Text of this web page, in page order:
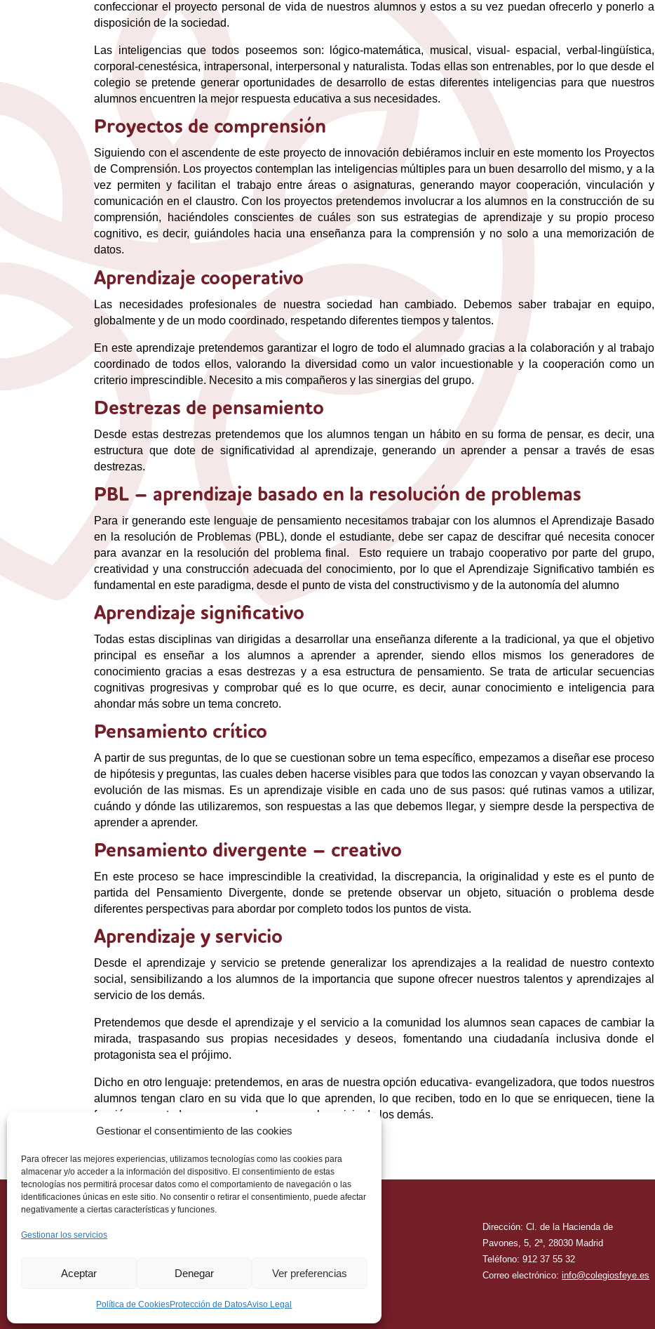
Gestionar el consentimiento de las cookies
Para ofrecer las mejores experiencias, utilizamos tecnologías como las cookies para
almacenar y/o acceder a la información del dispositivo. El consentimiento de estas
tecnologías nos permitirá procesar datos como el comportamiento de navegación o las
identificaciones únicas en este sitio. No consentir o retirar el consentimiento, puede afectar
negativamente a ciertas características y funciones.
Gestionar los servicios
Aceptar Denegar Ver preferencias
Política de CookiesProtección de DatosAviso Legal
confeccionar el proyecto personal de vida de nuestros alumnos y estos a su vez puedan ofrecerlo y ponerlo a
disposición de la sociedad.
Las inteligencias que todos poseemos son: lógico-matemática, musical, visual- espacial, verbal-lingüística,
corporal-cenestésica, intrapersonal, interpersonal y naturalista. Todas ellas son entrenables, por lo que desde el
colegio se pretende generar oportunidades de desarrollo de estas diferentes inteligencias para que nuestros
alumnos encuentren la mejor respuesta educativa a sus necesidades.
Proyectos de comprensión
Siguiendo con el ascendente de este proyecto de innovación debiéramos incluir en este momento los Proyectos
de Comprensión. Los proyectos contemplan las inteligencias múltiples para un buen desarrollo del mismo, y a la
vez permiten y facilitan el trabajo entre áreas o asignaturas, generando mayor cooperación, vinculación y
comunicación en el claustro. Con los proyectos pretendemos involucrar a los alumnos en la construcción de su
comprensión, haciéndoles conscientes de cuáles son sus estrategias de aprendizaje y su propio proceso
cognitivo, es decir, guiándoles hacia una enseñanza para la comprensión y no solo a una memorización de
datos.
Aprendizaje cooperativo
Las necesidades profesionales de nuestra sociedad han cambiado. Debemos saber trabajar en equipo,
globalmente y de un modo coordinado, respetando diferentes tiempos y talentos.
En este aprendizaje pretendemos garantizar el logro de todo el alumnado gracias a la colaboración y al trabajo
coordinado de todos ellos, valorando la diversidad como un valor incuestionable y la cooperación como un
criterio imprescindible. Necesito a mis compañeros y las sinergias del grupo.
Destrezas de pensamiento
Desde estas destrezas pretendemos que los alumnos tengan un hábito en su forma de pensar, es decir, una
estructura que dote de significatividad al aprendizaje, generando un aprender a pensar a través de esas
destrezas.
PBL – aprendizaje basado en la resolución de problemas
Para ir generando este lenguaje de pensamiento necesitamos trabajar con los alumnos el Aprendizaje Basado
en la resolución de Problemas (PBL), donde el estudiante, debe ser capaz de descifrar qué necesita conocer
para avanzar en la resolución del problema final. Esto requiere un trabajo cooperativo por parte del grupo,
creatividad y una construcción adecuada del conocimiento, por lo que el Aprendizaje Significativo también es
fundamental en este paradigma, desde el punto de vista del constructivismo y de la autonomía del alumno
Aprendizaje significativo
Todas estas disciplinas van dirigidas a desarrollar una enseñanza diferente a la tradicional, ya que el objetivo
principal es enseñar a los alumnos a aprender a aprender, siendo ellos mismos los generadores de
conocimiento gracias a esas destrezas y a esa estructura de pensamiento. Se trata de articular secuencias
cognitivas progresivas y comprobar qué es lo que ocurre, es decir, aunar conocimiento e inteligencia para
ahondar más sobre un tema concreto.
Pensamiento crítico
A partir de sus preguntas, de lo que se cuestionan sobre un tema específico, empezamos a diseñar ese proceso
de hipótesis y preguntas, las cuales deben hacerse visibles para que todos las conozcan y vayan observando la
evolución de las mismas. Es un aprendizaje visible en cada uno de sus pasos: qué rutinas vamos a utilizar,
cuándo y dónde las utilizaremos, son respuestas a las que debemos llegar, y siempre desde la perspectiva de
aprender a aprender.
Pensamiento divergente – creativo
En este proceso se hace imprescindible la creatividad, la discrepancia, la originalidad y este es el punto de
partida del Pensamiento Divergente, donde se pretende observar un objeto, situación o problema desde
diferentes perspectivas para abordar por completo todos los puntos de vista.
Aprendizaje y servicio
Desde el aprendizaje y servicio se pretende generalizar los aprendizajes a la realidad de nuestro contexto
social, sensibilizando a los alumnos de la importancia que supone ofrecer nuestros talentos y aprendizajes al
servicio de los demás.
Pretendemos que desde el aprendizaje y el servicio a la comunidad los alumnos sean capaces de cambiar la
mirada, traspasando sus propias necesidades y deseos, fomentando una ciudadanía inclusiva donde el
protagonista sea el prójimo.
Dicho en otro lenguaje: pretendemos, en aras de nuestra opción educativa- evangelizadora, que todos nuestros
alumnos tengan claro en su vida que lo que aprenden, lo que reciben, todo en lo que se enriquecen, tiene la
función, como toda su persona, de ponerse al servicio de los demás.
Política de Cookies
Dirección: Cl. de la Hacienda de
Pavones, 5, 2ª, 28030 Madrid
Teléfono: 912 37 55 32
Correo electrónico:info@colegiosfeye.es